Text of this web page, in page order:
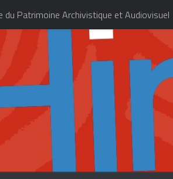
du Patrimoine Archivistique et Audiovisuel
des Métiers d’Art de la Polynésie française